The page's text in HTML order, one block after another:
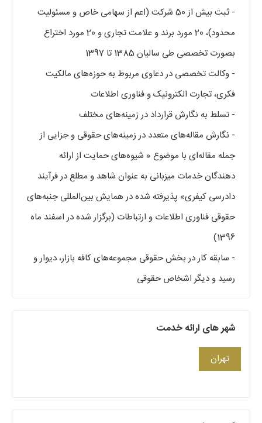
- ثبت بیش از 50 شرکت (اعم از سهامی خاص و مسئولیت
محدود)، 20 مورد برند و علامت تجاری و 20 مورد اختراع
بصورت تخصصی طی سالیان 1385 تا 1397
- وکالت تخصصی در دعاوی مربوط به حوزه‌های مالکیت
فکری، تجارت الکترونیک و فناوری اطلاعات
- تسلط به نگارش قرارداد در زمینه‌های مختلف
- نگارش مقاله‌های متعدد در زمینه‌های حقوقی و جزایی از
جمله مقاله‌ای با موضوع « شیوه‌های حمایت از ارائه
دهندگان خدمات میزبانی به عنوان شاهد و مطلع در فرآیند
دادرسی کیفری» پذیرفته شده در همایش بین‌المللی جنبه‌های
حقوقی فناوری اطلاعات و ارتباطات (برگزار شده در اسفند ماه
1396)
- سابقه کار در بخش حقوقی مجموعه‌های کافه بازار، دیوار و
رسید و دیگر اشخاص حقوقی
شهر های ارائه خدمت
تهران